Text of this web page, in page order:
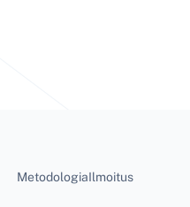
MetodologiaIlmoitus